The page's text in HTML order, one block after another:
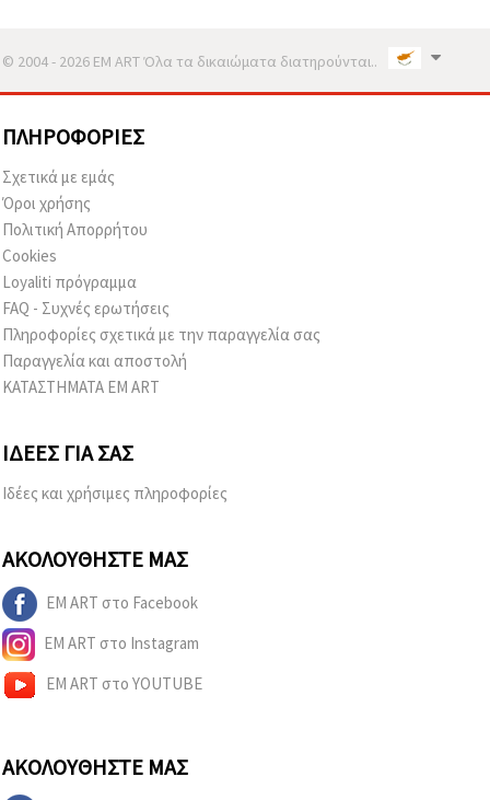
© 2004 - 2026 EM ART Όλα τα δικαιώματα διατηρούνται..
ΠΛΗΡΟΦΟΡΊΕΣ
Σχετικά με εμάς
Όροι χρήσης
Πολιτική Απορρήτου
Cookies
Loyaliti πρόγραμμα
FAQ - Συχνές ερωτήσεις
Πληροφορίες σχετικά με την παραγγελία σας
Παραγγελία και αποστολή
ΚΑΤΑΣΤΗΜΑΤΑ EM ART
ΙΔΈΕΣ ΓΙΑ ΣΑΣ
Ιδέες και χρήσιμες πληροφορίες
ΑΚΟΛΟΥΘΉΣΤΕ ΜΑΣ
EM ART στο Facebook
EM ART στο Instagram
EM ART στο YOUTUBE
ΑΚΟΛΟΥΘΉΣΤΕ ΜΑΣ